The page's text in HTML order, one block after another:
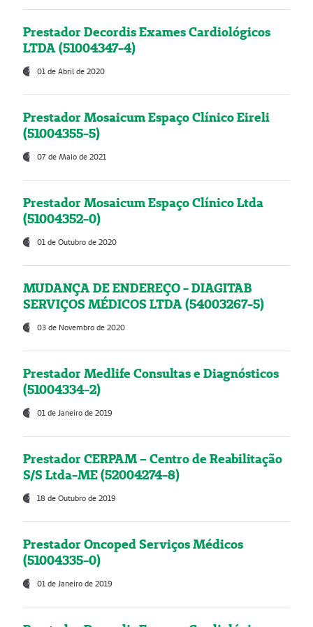
Prestador Decordis Exames Cardiológicos
LTDA (51004347-4)
01 de Abril de 2020
Prestador Mosaicum Espaço Clínico Eireli
(51004355-5)
07 de Maio de 2021
Prestador Mosaicum Espaço Clínico Ltda
(51004352-0)
01 de Outubro de 2020
MUDANÇA DE ENDEREÇO - DIAGITAB
SERVIÇOS MÉDICOS LTDA (54003267-5)
03 de Novembro de 2020
Prestador Medlife Consultas e Diagnósticos
(51004334-2)
01 de Janeiro de 2019
Prestador CERPAM – Centro de Reabilitação
S/S Ltda-ME (52004274-8)
18 de Outubro de 2019
Prestador Oncoped Serviços Médicos
(51004335-0)
01 de Janeiro de 2019